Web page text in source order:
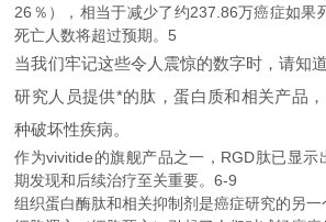
26％），相当于减少了约237.86万癌症如果
死亡人数将超过预期。5
当我们牢记这些令人震惊的数字时，请知
研究人员提供*的肽，蛋白质和相关产品
种破坏性疾病。
作为vivitide的旗舰产品之一，RGD肽已显示
期发现和后续治疗至关重要。6-9
组织蛋白酶肽和相关抑制剂是癌症研究的另